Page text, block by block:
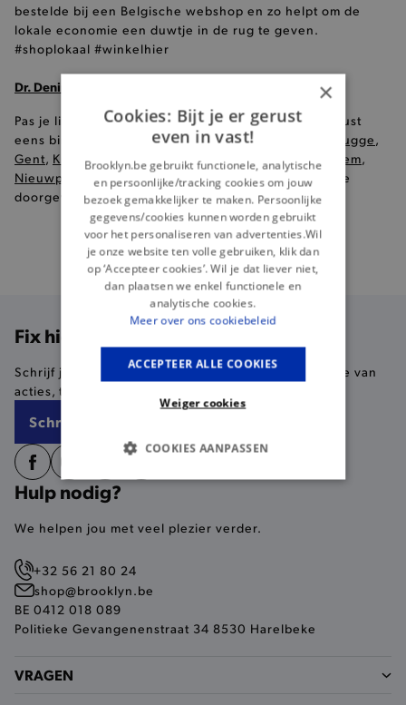
bestelde bij een Belgische webshop en zo helpt om de
lokale economie een duwtje in de rug te geven.
#shoplokaal #winkelhier
Dr. Denim sweaters en truien in onze winkels
Pas je liever je kleren voor je ze koopt, kom dan gerust
eens binnen in één van onze8 Brooklyn winkels Brugge ,
Gent, Knokke Kortrijk Oostende , Roeselare , Waregem,
Nieuwpoort
), en krijg modeadvies op maat door onze
doorgewinterde profashionals!
Gratis verzending vanaf €99
Fix hier je korting!
Schrijf je in en we houden je als eerste op de hoogte van
acties, trends en je favoriete merken!
Schrijf me in
Hulp nodig?
We helpen jou met veel plezier verder.
+32 56 21 80 24
shop@brooklyn.be
BE 0412 018 089
Politieke Gevangenenstraat 34 8530 Harelbeke
VRAGEN
×
Cookies: Bijt je er gerust
even in vast!
Brooklyn.be gebruikt functionele, analytische
en persoonlijke/tracking cookies om jouw
bezoek gemakkelijker te maken. Persoonlijke
gegevens/cookies kunnen worden gebruikt
voor het personaliseren van advertenties.Wil
je onze website ten volle gebruiken, klik dan
op ‘Accepteer cookies’. Wil je dat liever niet,
dan plaatsen we enkel functionele en
analytische cookies.
Meer over ons cookiebeleid
ACCEPTEER ALLE COOKIES
Weiger cookies
COOKIES AANPASSEN
BASIS COOKIES
ANALYTISCHE
TARGETING
FUNCTIONALITEIT